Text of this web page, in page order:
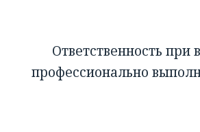
Ответственность при
профессионально